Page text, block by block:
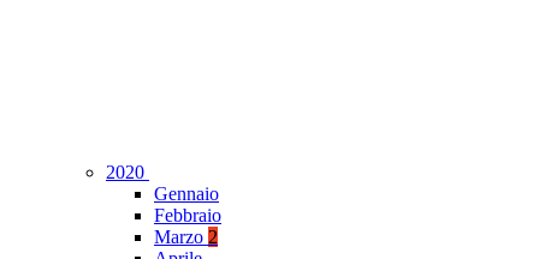
2020
Gennaio
Febbraio
Marzo 2